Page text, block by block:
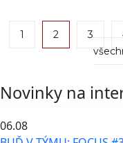
1 2 3
Novinky na
06.08